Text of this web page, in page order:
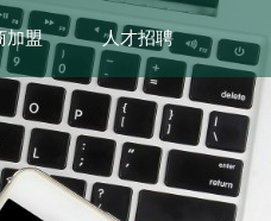
加盟 人才招聘